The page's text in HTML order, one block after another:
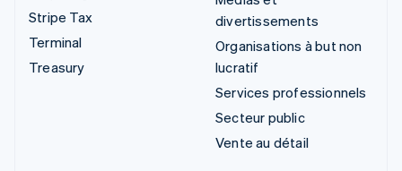
Stripe Tax
Terminal
Treasury
divertissements
Organisations à but non
lucratif
Services professionnels
Secteur public
Vente au détail